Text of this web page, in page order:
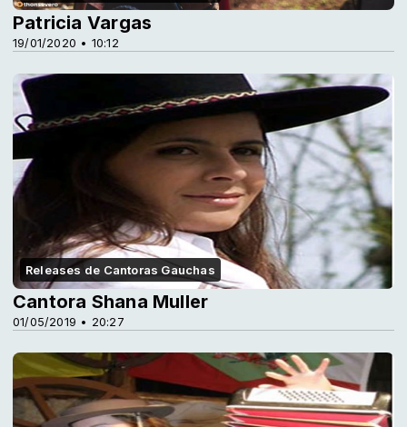
19/01/2020 • 10:12
Patricia Vargas
Releases de Cantoras Gauchas
01/05/2019 • 20:27
Cantora Shana Muller